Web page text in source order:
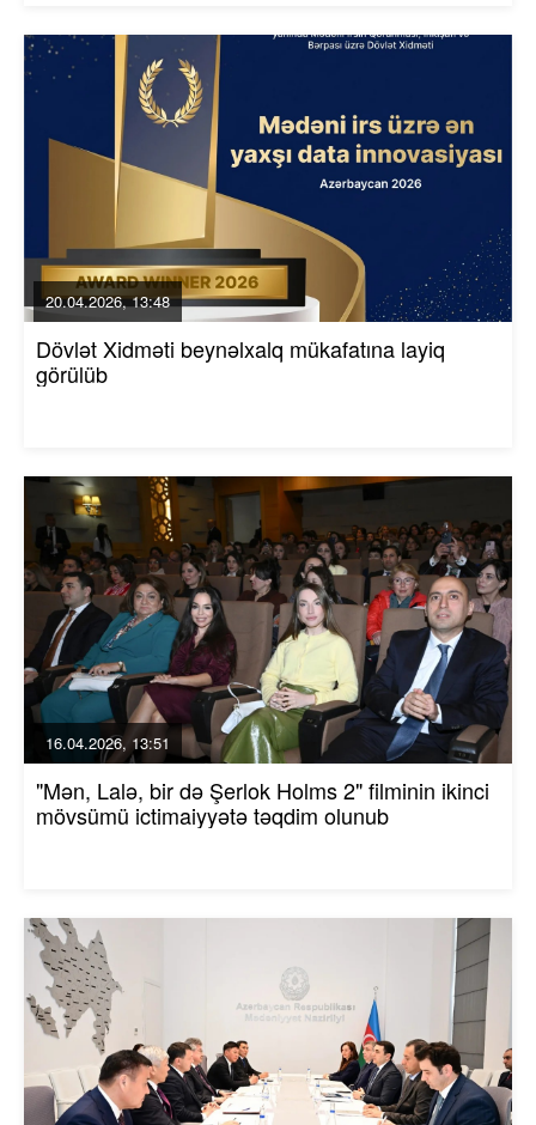
20.04.2026, 13:48
Dövlət Xidməti beynəlxalq mükafatına layiq
görülüb
16.04.2026, 13:51
"Mən, Lalə, bir də Şerlok Holms 2" filminin ikinci
mövsümü ictimaiyyətə təqdim olunub